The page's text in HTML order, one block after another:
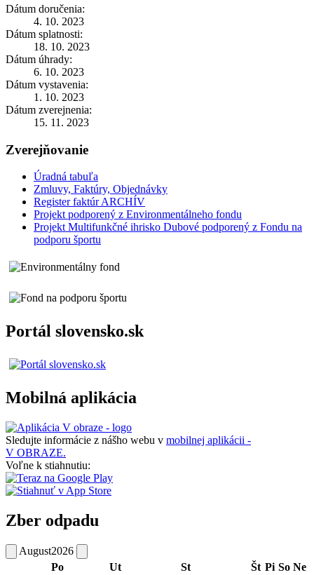
Dátum doručenia:
4. 10. 2023
Dátum splatnosti:
18. 10. 2023
Dátum úhrady:
6. 10. 2023
Dátum vystavenia:
1. 10. 2023
Dátum zverejnenia:
15. 11. 2023
Zverejňovanie
Úradná tabuľa
Zmluvy, Faktúry, Objednávky
Register faktúr ARCHÍV
Projekt podporený z Environmentálneho fondu
Projekt Multifunkčné ihrisko Dubové podporený z Fondu na
podporu športu
Portál slovensko.sk
Mobilná aplikácia
Sledujte informácie z nášho webu v mobilnej aplikácii -
V OBRAZE.
Voľne k stiahnutiu:
Zber odpadu
August2026
Po
Ut St Št Pi So Ne